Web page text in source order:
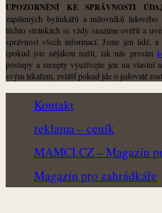
UPOZORNĚNÍ KE SPRÁVNOSTI
zapálených bylinkářů a milovníků
těchto stránkách se vždy snažíme ověřit a
správnost všech informací. Jsme jen lidé,
(pokud jste nějakou našli, tak nás prosím
postupy a recepty využívejte jen na vlastní
svým lékařem, zvlášť pokud jde o jedovaté
Kontakt
reklama – ceník
MAMCI.CZ – Magazín
Magazín pro zahrádkáře